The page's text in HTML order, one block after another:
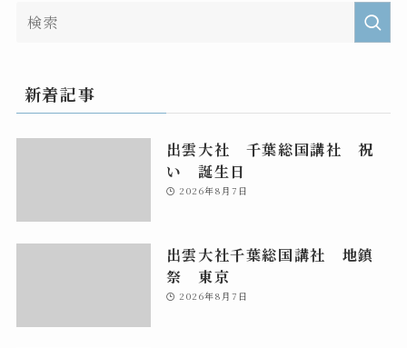
新着記事
出雲大社 千葉総国講社 祝
い 誕生日
2026年8月7日
出雲大社千葉総国講社 地鎮
祭 東京
2026年8月7日